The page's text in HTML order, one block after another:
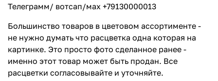
Телеграмм/ вотсап/мах +79130000013
Большинство товаров в цветовом ассортименте -
не нужно думать что расцветка одна которая на
картинке. Это просто фото сделанное ранее -
именно этот товар может быть продан. Все
расцветки согласовывайте и уточняйте.